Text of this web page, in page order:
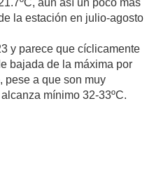
aún así un poco más
la estación en julio-agosto
y parece que cíclicamente
bajada de la máxima por
pese a que son muy
mínimo 32-33ºC.